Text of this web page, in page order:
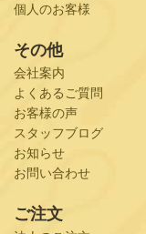
個人のお客様
その他
会社案内
よくあるご質問
お客様の声
スタッフブログ
お知らせ
お問い合わせ
ご注文